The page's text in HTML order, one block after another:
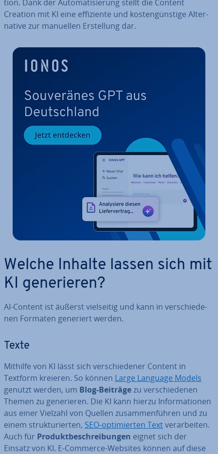
ti­on. Dank der Au­to­ma­ti­sie­rung stellt die Content
Creation mit KI eine ef­fi­zi­en­te und kos­ten­güns­ti­ge Al­ter­
na­ti­ve zur manuellen Er­stel­lung dar.
Welche Inhalte lassen sich mit
KI ge­ne­rie­ren?
AI-Content ist äußerst viel­sei­tig und kann in ver­schie­de­
nen Formaten generiert werden.
Texte
Mithilfe von KI lässt sich ver­schie­de­ner Content in
Textform kreieren. So können Large Language Models
genutzt werden, um Blog-Beiträgezu ver­schie­de­nen
Themen zu ge­ne­rie­ren. Die KI kann hierzu In­for­ma­tio­nen
aus einer Vielzahl von Quellen zu­sam­men­füh­ren und zu
einem struk­tu­rier­ten, SEO-op­ti­mier­ten Textver­ar­bei­ten.
Auch für Pro­dukt­be­schrei­bun­gen eignet sich der
Einsatz von KI. E-Commerce-Websites können auf diese